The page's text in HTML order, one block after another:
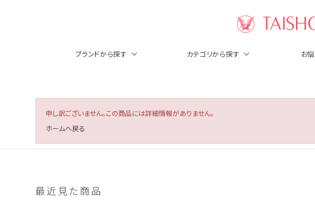
ブランドから探す カテゴリから探す お
申し訳ございません。この商品には詳細情報がありません。
ホームへ戻る
最近見た商品